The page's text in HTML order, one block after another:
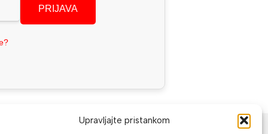
Upravljajte pristankom
PRIJAVA
NAČINI PLAĆANJA